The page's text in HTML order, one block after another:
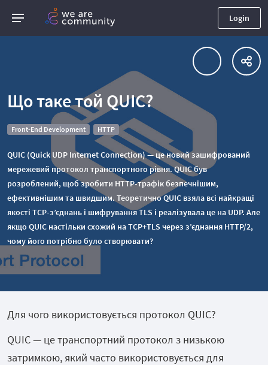
Login
Що таке той QUIC?
Front-End Development HTTP
QUIC (Quick UDP Internet Connection) — це новий зашифрований
мережевий протокол транспортного рівня. QUIC був
розроблений, щоб зробити HTTP-трафік безпечнішим,
ефективнішим та швидшим. Теоретично QUIC взяла всі найкращі
якості TCP-з’єднань і шифрування TLS і реалізувала це на UDP. Але
якщо QUIC настільки схожий на TCP+TLS через з’єднання HTTP/2,
чому його потрібно було створювати?
Для чого використовується протокол QUIC?
QUIC — це транспортний протокол з низькою
затримкою, який часто використовується для